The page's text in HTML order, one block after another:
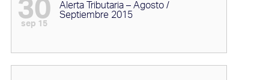
30
sep 15
Alerta Tributaria – Agosto /
Septiembre 2015